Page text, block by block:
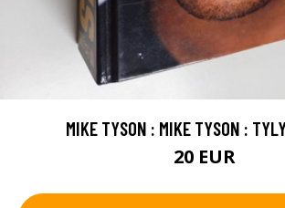
MIKE TYSON : MIKE TYSON :
20 EUR